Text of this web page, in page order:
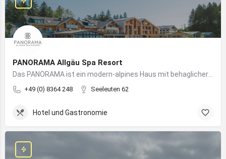
PANORAMA Allgäu Spa Resort
+49 (0) 8364 248 Seeleuten 62
Hotel und Gastronomie